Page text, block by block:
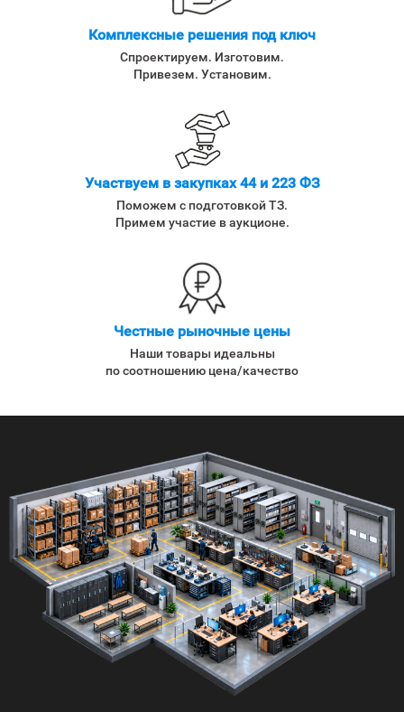
Комплексные решения под ключ
Спроектируем. Изготовим.
Привезем. Установим.
Участвуем в закупках 44 и 223 ФЗ
Поможем с подготовкой ТЗ.
Примем участие в аукционе.
Честные рыночные цены
Наши товары идеальны
по соотношению цена/качество